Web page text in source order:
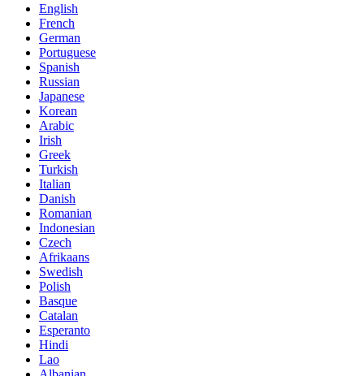
English
French
German
Portuguese
Spanish
Russian
Japanese
Korean
Arabic
Irish
Greek
Turkish
Italian
Danish
Romanian
Indonesian
Czech
Afrikaans
Swedish
Polish
Basque
Catalan
Esperanto
Hindi
Lao